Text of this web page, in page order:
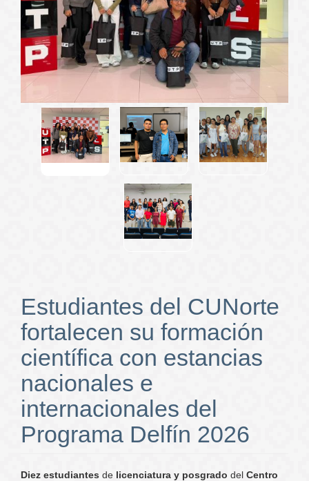
Estudiantes del CUNorte
fortalecen su formación
científica con estancias
nacionales e
internacionales del
Programa Delfín 2026
Diez estudiantes de licenciatura y posgrado del Centro